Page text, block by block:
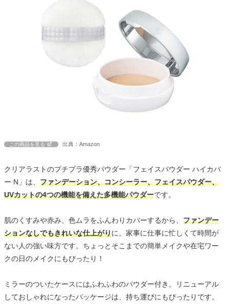
この商品を見る 出典：Amazon
クリアラストのプチプラ優秀パウダー「フェイスパウダー ハイカバ
ー N」は、 ファンデーション、コンシーラー、フェイスパウダー、
UVカットの4つの機能を備えた多機能パウダーです。
肌のくすみや赤み、色ムラをふんわりカバーするから、 ファンデー
ションなしでもきれいな仕上がりに。家事に仕事に忙しくて時間が
ない人の強い味方です。ちょっとそこまでの簡単メイクや在宅ワー
クの日のメイクにもぴったり！
ミラーのついたケースにはふわふわのパウダー付き。リニューアル
しておしゃれになったパッケージは、持ち運びにもぴったりです。